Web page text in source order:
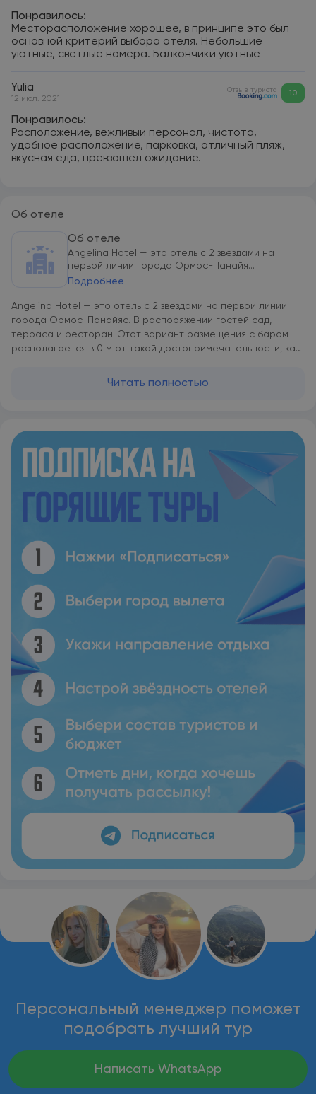
Понравилось:
Месторасположение хорошее, в принципе это был
основной критерий выбора отеля. Небольшие
уютные, светлые номера. Балкончики уютные
Yulia
12 июл. 2021
Отзыв туриста 10
Понравилось:
Расположение, вежливый персонал, чистота,
удобное расположение, парковка, отличный пляж,
вкусная еда, превзошел ожидание.
Об отеле
Об отеле
Angelina Hotel — это отель c 2 звездами на
первой линии города Ормос-Панайя...
Подробнее
Angelina Hotel — это отель c 2 звездами на первой линии
города Ормос-Панайяс. В распоряжении гостей сад,
терраса и ресторан. Этот вариант размещения с баром
располагается в 0 м от такой достопримечательности, как
Wi-Fi и платный трансфер от/до аэропорта. В Angelina
город. Гостям Angelina Hotel предоставляются постельное
белье и полотенца. Гостям Angelina Hotel предоставляется
континентальный завтрак. Аэропорт Салоники находится в
95 км.
Читать полностью
Персональный менеджер поможет
подобрать лучший тур
Написать WhatsApp